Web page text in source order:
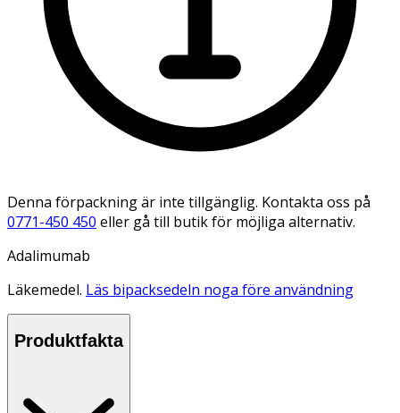
Denna förpackning är inte tillgänglig. Kontakta oss på
0771-450 450 eller gå till butik för möjliga alternativ.
Adalimumab
Läkemedel. Läs bipacksedeln noga före användning
Produktfakta